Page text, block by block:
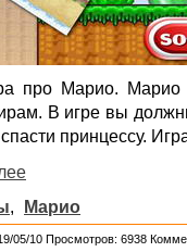
про Марио. Марио
В игре вы
принцессу.
, Марио
05/10 Просмотров: 6938